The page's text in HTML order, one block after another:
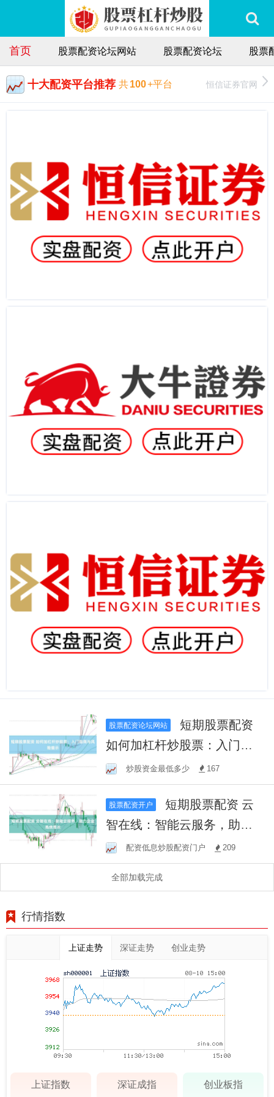
首页 股票配资论坛网站 股票配资论坛 股票
十大配资平台推荐 共100+平台 恒信证券官网
股票配资论坛网站
如何加杠杆炒股票：入门指
南与风险提示
炒股资金最低多少 167
股票配资开户
智在线：智能云服务，助力
企业高效增长
配资低息炒股配资门户 209
全部加载完成
行情指数
上证走势 深证走势 创业走势
上证指数 深证成指 创业板指